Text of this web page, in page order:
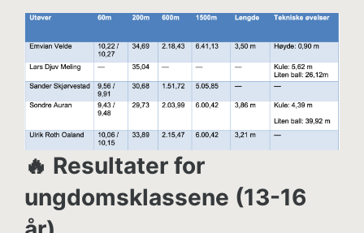
🔥 Resultater for
ungdomsklassene (13-16